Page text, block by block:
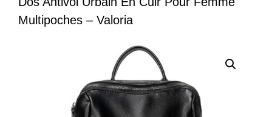
Multipoches – Valoria